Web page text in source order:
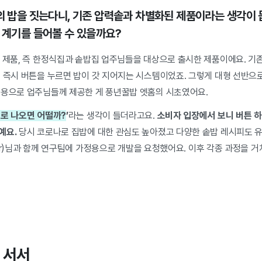
밥을 짓는다니, 기존 압력솥과 차별화된 제품이라는 생각이
기를 들어볼 수 있을까요?
품, 즉 한정식집과 솥밥집 업주님들을 대상으로 출시한 제품이에요. 기
시 버튼을 누르면 밥이 갓 지어지는 시스템이었죠. 그렇게 대형 선반으
으로 업주님들께 제공한 게 풍년꿀밥 엣홈의 시초였어요.
나오면 어떨까?’라는 생각이 들더라고요. 소비자 입장에서 보니 버튼
요.당시 코로나로 집밥에 대한 관심도 높아졌고 다양한 솥밥 레시피도
과 함께 연구팀에 가정용으로 개발을 요청했어요. 이후 각종 과정을 거
서